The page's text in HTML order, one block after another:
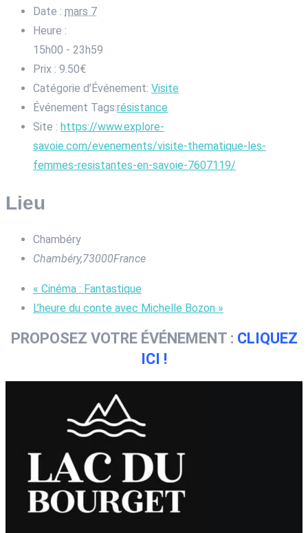
Date : mars 7
Heure :
15h00 - 23h59
Prix : 9.50€
Catégorie d’Événement: Visite
Événement Tags:résistance
Site : https://www.explore-
savoie.com/evenements/visite-thematique-les-
femmes-resistantes-en-savoie-7607119/
Lieu
Chambéry
Chambéry,73000France
« Cinéma : Fantastique
L’heure du conte avec Michelle Bozon »
PROPOSEZ VOTRE ÉVÉNEMENT : CLIQUEZ
ICI !